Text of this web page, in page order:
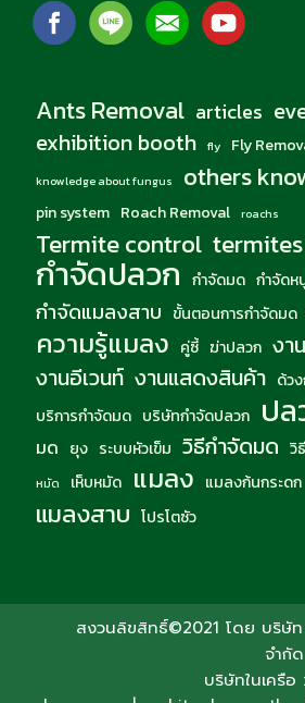
Ants Removal articles
exhibition booth
fly Fly
knowledge about fungus others
pin system Roach Removal roachs
Termite control
กำจัดปลวก กำจัดมด กำจัดห
กำจัดแมลงสาบ ขั้นตอนการกำจัดมด
ความรู้แมลง คู่ซี้ ฆ่าปลวก งา
งานอีเวนท์ งานแสดงสินค้า ด้ว
บริการกำจัดมด บริษัทกำจัดปลวก ปล
มด ยุง ระบบหัวเข็ม วิธีกำจัดมด วิ
หมัด เห็บหมัด แมลง แมลงก้นกระดก
แมลงสาบ โปรโตซัว
สงวนลิขสิทธิ์©2021 โดย บริษั
จำกัด
บริษัทในเครือ :